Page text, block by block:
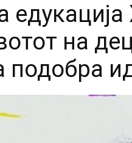
на
подобра